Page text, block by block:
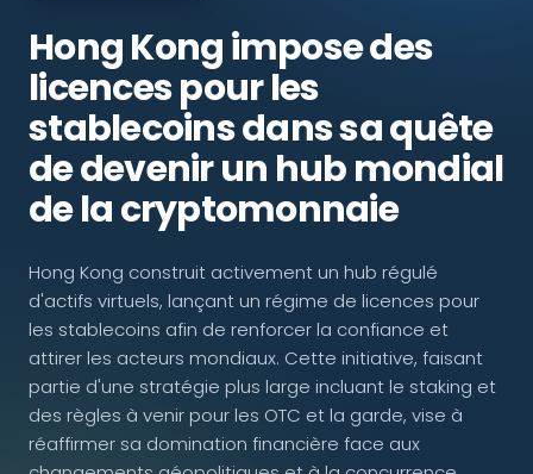
EXPLORER
À propos
Actualités
NOUS SUIVRE
Contactez-nous
Hong Kong impose des
licences pour les
stablecoins dans sa quête
de devenir un hub mondial
de la cryptomonnaie
Hong Kong construit activement un hub régulé
d'actifs virtuels, lançant un régime de licences pour
les stablecoins afin de renforcer la confiance et
attirer les acteurs mondiaux. Cette initiative, faisant
partie d'une stratégie plus large incluant le staking et
des règles à venir pour les OTC et la garde, vise à
réaffirmer sa domination financière face aux